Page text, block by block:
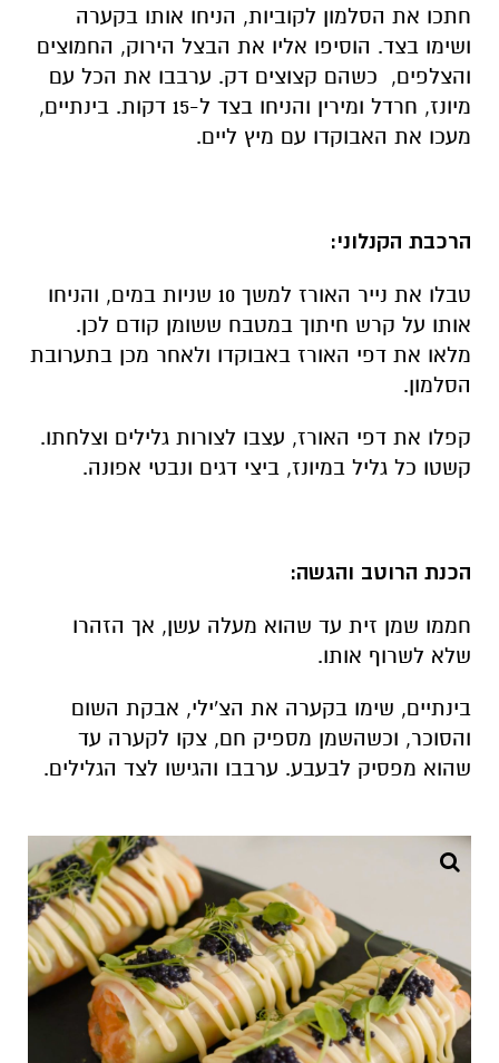
חתכו את הסלמון לקוביות, הניחו אותו בקערה
ושימו בצד. הוסיפו אליו את הבצל הירוק, החמוצים
והצלפים, כשהם קצוצים דק. ערבבו את הכל עם
מיונז, חרדל ומירין והניחו בצד ל-15 דקות. בינתיים,
מעכו את האבוקדו עם מיץ ליים.
הרכבת הקנלוני:
טבלו את נייר האורז למשך 10 שניות במים, והניחו
אותו על קרש חיתוך במטבח ששומן קודם לכן.
מלאו את דפי האורז באבוקדו ולאחר מכן בתערובת
הסלמון.
קפלו את דפי האורז, עצבו לצורות גלילים וצלחתו.
קשטו כל גליל במיונז, ביצי דגים ונבטי אפונה.
הכנת הרוטב והגשה:
חממו שמן זית עד שהוא מעלה עשן, אך הזהרו
שלא לשרוף אותו.
בינתיים, שימו בקערה את הצ'ילי, אבקת השום
והסוכר, וכשהשמן מספיק חם, צקו לקערה עד
שהוא מפסיק לבעבע. ערבבו והגישו לצד הגלילים.